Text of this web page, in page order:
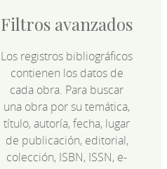
Filtros avanzados
Los registros bibliográficos
contienen los datos de
cada obra. Para buscar
una obra por su temática,
título, autoría, fecha, lugar
de publicación, editorial,
colección, ISBN, ISSN, e-